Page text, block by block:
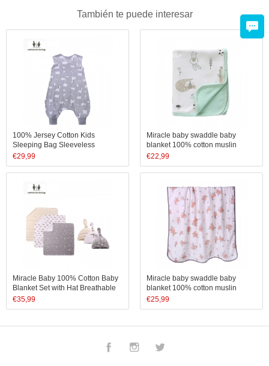
También te puede interesar
100% Jersey Cotton Kids
Sleeping Bag Sleeveless
Children Sleeping Sack with
Zipper Newborn Wearable
Knitted Baby Sleeping Bag
€29,99
Miracle baby swaddle baby
blanket 100% cotton muslin
swaddle blankets double layer
muslin swaddle blanket
€22,99
Miracle Baby 100% Cotton Baby
Blanket Set with Hat Breathable
Receiving Blanket Jersey Cotton
Fabric Blanket Swaddling Wrap
€35,99
Miracle baby swaddle baby
blanket 100% cotton muslin
swaddle blankets double layer
muslin swaddle blanket
€25,99